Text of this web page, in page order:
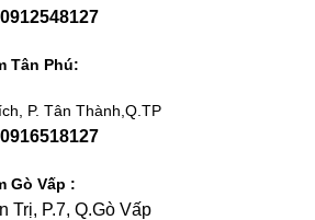
Tân Phú:
P. Tân Thành,Q.TP
Gò Vấp :
Trị, P.7, Q.Gò Vấp